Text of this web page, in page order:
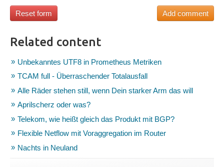
Related content
Unbekanntes UTF8 in Prometheus Metriken
TCAM full - Überraschender Totalausfall
Alle Räder stehen still, wenn Dein starker Arm das will
Aprilscherz oder was?
Telekom, wie heißt gleich das Produkt mit BGP?
Flexible Netflow mit Voraggregation im Router
Nachts in Neuland